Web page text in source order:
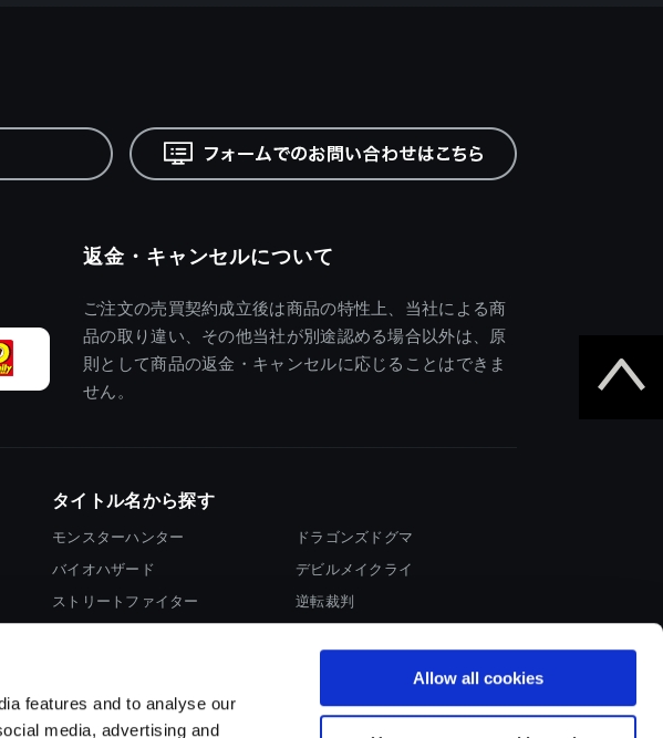
features and to analyse our
media, advertising and
Allow all cookies
返金・キャンセルについて
ご注文の売買契約成立後は商品の特性上、当社による商
品の取り違い、その他当社が別途認める場合以外は、原
則として商品の返金・キャンセルに応じることはできま
せん。
タイトル名から探す
モンスターハンター
バイオハザード
ストリートファイター
ドラゴンズドグマ
デビルメイクライ
逆転裁判